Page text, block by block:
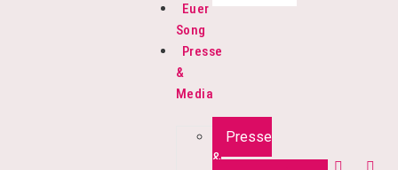
Euer
Song
Presse
&
Media
Presse
&